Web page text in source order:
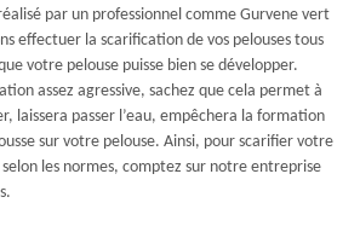
par un professionnel comme Gurvene vert
effectuer la scarification de vos pelouses tous
votre pelouse puisse bien se développer.
assez agressive, sachez que cela permet à
laissera passer l’eau, empêchera la formation
sur votre pelouse. Ainsi, pour scarifier votre
les normes, comptez sur notre entreprise